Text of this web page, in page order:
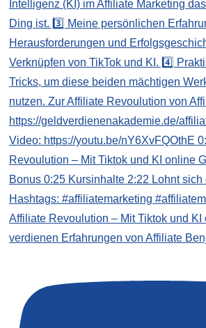
Affiliate Revoulution – Mit Tiktok und KI
verdienen Erfahrungen von Affiliate